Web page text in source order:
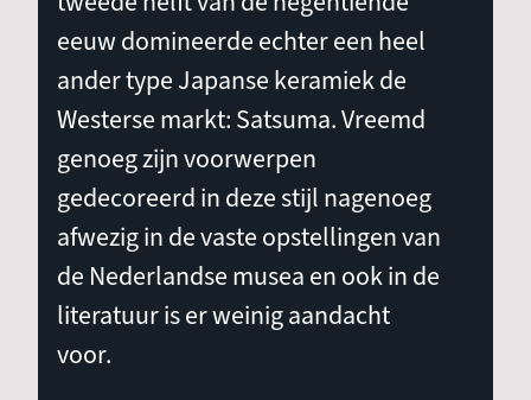
eeuw domineerde echter een heel
ander type Japanse keramiek de
Westerse markt: Satsuma. Vreemd
genoeg zijn voorwerpen
gedecoreerd in deze stijl nagenoeg
afwezig in de vaste opstellingen van
de Nederlandse musea en ook in de
literatuur is er weinig aandacht
voor.